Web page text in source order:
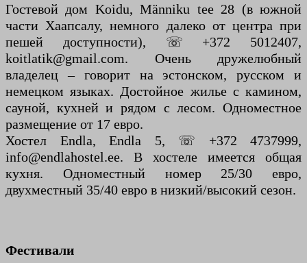
Гостевой дом Koidu, Männiku tee 28 (в южной
части Хаапсалу, немного далеко от центра при
пешей доступности), ☏ +372 5012407,
koitlatik@gmail.com. Очень дружелюбный
владелец – говорит на эстонском, русском и
немецком языках. Достойное жилье с камином,
сауной, кухней и рядом с лесом. Одноместное
размещение от 17 евро.
Хостел Endla, Endla 5, ☏ +372 4737999,
info@endlahostel.ee. В хостеле имеется общая
кухня. Одноместный номер 25/30 евро,
двухместный 35/40 евро в низкий/высокий сезон.
Фестивали